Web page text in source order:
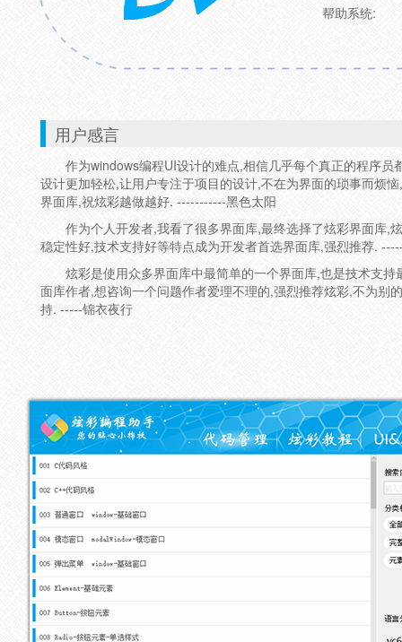
帮助系统:
用户感言
作为windows编程UI设计的难点,相信几乎每个真正的程序员
设计更加轻松,让用户专注于项目的设计,不在为界面的琐事而烦
界面库,祝炫彩越做越好. -----------黑色太阳
作为个人开发者,我看了很多界面库,最终选择了炫彩界面库,
稳定性好,技术支持好等特点成为开发者首选界面库,强烈推荐.
炫彩是使用众多界面库中最简单的一个界面库,也是技术支
面库作者,想咨询一个问题作者爱理不理的,强烈推荐炫彩,不为别
持. -----锦衣夜行